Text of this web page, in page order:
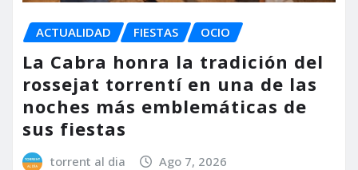
ACTUALIDAD FIESTAS OCIO
La Cabra honra la tradición del
rossejat torrentí en una de las
noches más emblemáticas de
sus fiestas
torrent al dia Ago 7, 2026